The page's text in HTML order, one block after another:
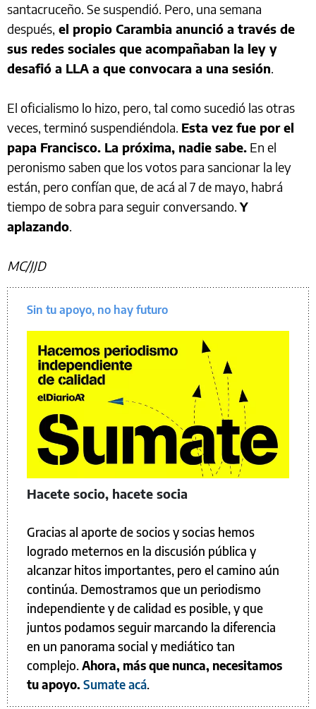
santacruceño. Se suspendió. Pero, una semana
después, el propio Carambia anunció a través de
sus redes sociales que acompañaban la ley y
desafió a LLA a que convocara a una sesión.
El oficialismo lo hizo, pero, tal como sucedió las otras
veces, terminó suspendiéndola. Esta vez fue por el
papa Francisco. La próxima, nadie sabe. En el
peronismo saben que los votos para sancionar la ley
están, pero confían que, de acá al 7 de mayo, habrá
tiempo de sobra para seguir conversando.Y
aplazando.
MC/JJD
Sin tu apoyo, no hay futuro
Hacete socio, hacete socia
Gracias al aporte de socios y socias hemos
logrado meternos en la discusión pública y
alcanzar hitos importantes, pero el camino aún
continúa. Demostramos que un periodismo
independiente y de calidad es posible, y que
juntos podamos seguir marcando la diferencia
en un panorama social y mediático tan
complejo.Ahora, más que nunca, necesitamos
tu apoyo. Sumate acá.